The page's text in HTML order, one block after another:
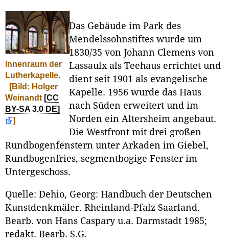
Innenraum der
Lutherkapelle.
[Bild: Holger
Weinandt [CC
BY-SA 3.0 DE]
]
Das Gebäude im Park des
Mendelssohnstiftes wurde um
1830/35 von Johann Clemens von
Lassaulx als Teehaus errichtet und
dient seit 1901 als evangelische
Kapelle. 1956 wurde das Haus
nach Süden erweitert und im
Norden ein Altersheim angebaut.
Die Westfront mit drei großen
Rundbogenfenstern unter Arkaden im Giebel,
Rundbogenfries, segmentbogige Fenster im
Untergeschoss.
Quelle: Dehio, Georg: Handbuch der Deutschen
Kunstdenkmäler. Rheinland-Pfalz Saarland.
Bearb. von Hans Caspary u.a. Darmstadt 1985;
redakt. Bearb. S.G.